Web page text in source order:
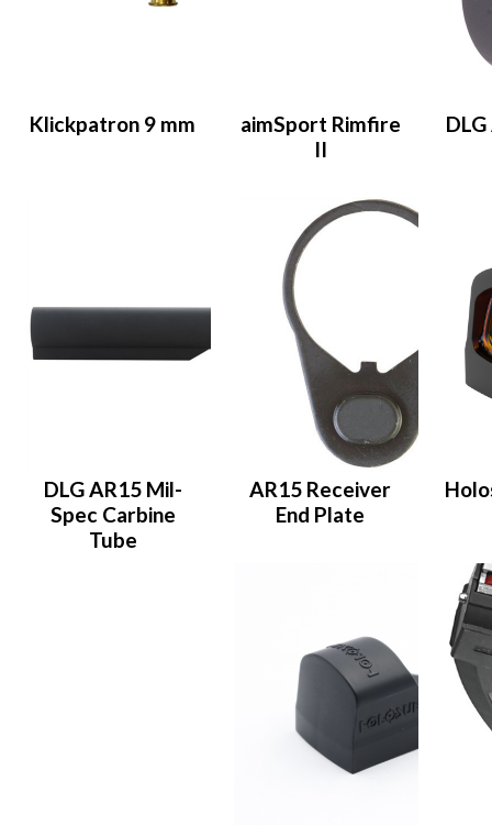
Klickpatron 9 mm
aimSport Rimfire
II
DLG AR15 Mil-
Spec Carbine
Tube
AR15 Receiver
End Plate